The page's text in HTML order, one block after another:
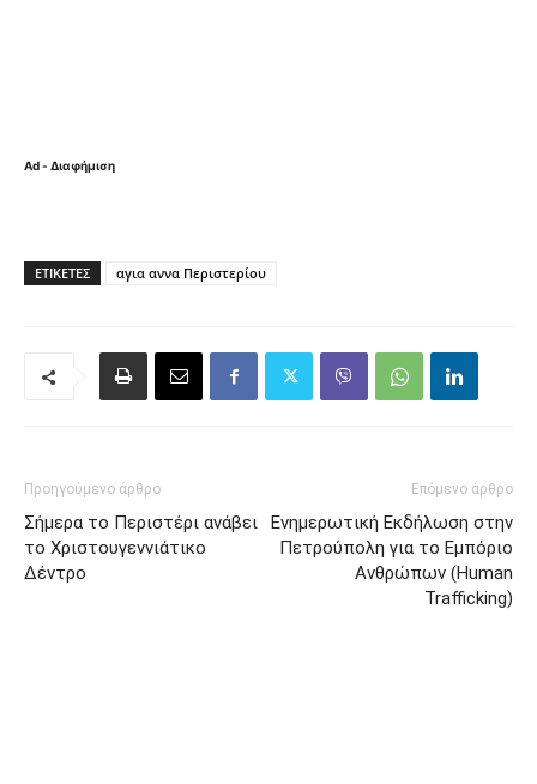
Ad - Διαφήμιση
ΕΤΙΚΈΤΕΣ αγια αννα Περιστερίου
Προηγούμενο άρθρο
Σήμερα το Περιστέρι ανάβει
το Χριστουγεννιάτικο
Δέντρο
Επόμενο άρθρο
Ενημερωτική Εκδήλωση στην
Πετρούπολη για το Εμπόριο
Ανθρώπων (Human
Trafficking)